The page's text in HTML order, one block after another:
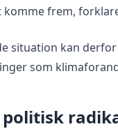
frem,
situation kan
som